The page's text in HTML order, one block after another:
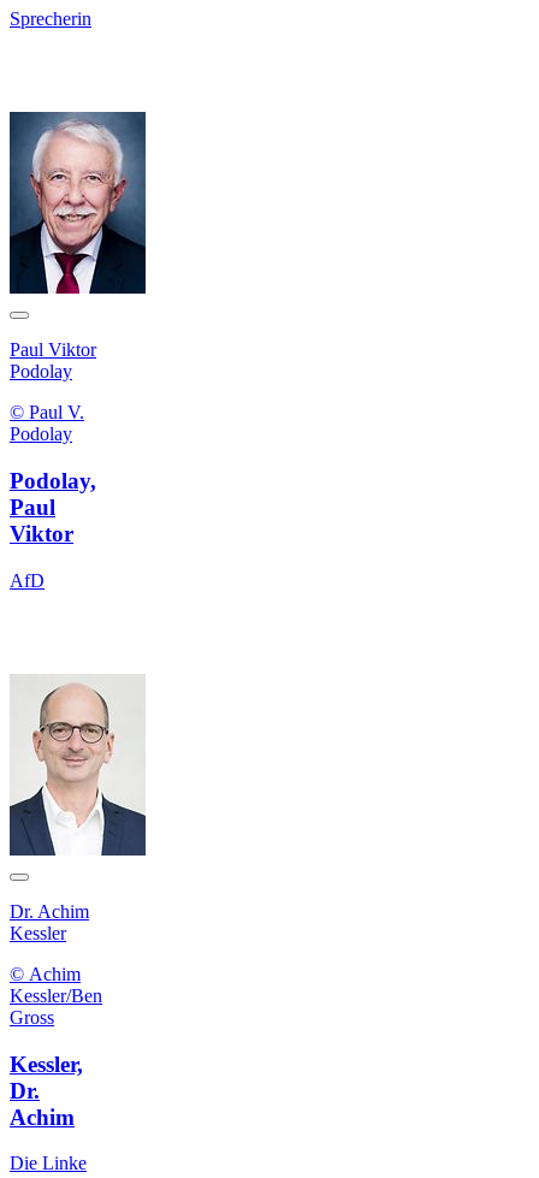
Sprecherin
Paul Viktor
Podolay
© Paul V.
Podolay
Podolay,
Paul
Viktor
AfD
Dr. Achim
Kessler
© Achim
Kessler/Ben
Gross
Kessler,
Dr.
Achim
Die Linke